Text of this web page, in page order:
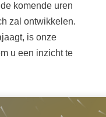
komende uren
zal ontwikkelen.
is onze
u een inzicht te